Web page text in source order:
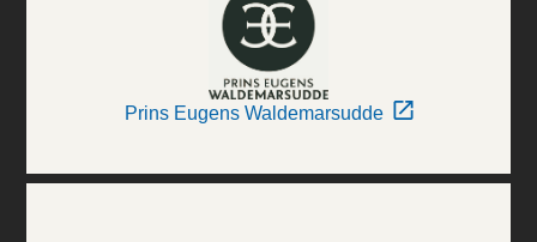
Prins Eugens Waldemarsudde